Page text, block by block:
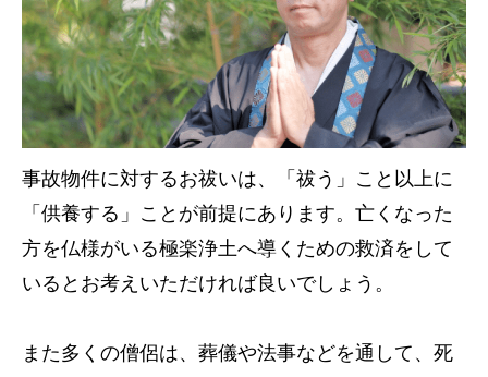
事故物件に対するお祓いは、「祓う」こと以上に
「供養する」ことが前提にあります。亡くなった
方を仏様がいる極楽浄土へ導くための救済をして
いるとお考えいただければ良いでしょう。
また多くの僧侶は、葬儀や法事などを通して、死